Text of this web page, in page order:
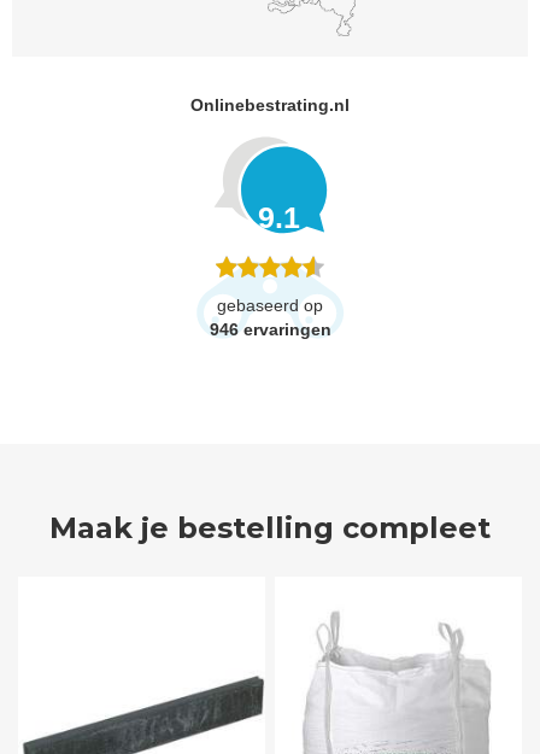
Onlinebestrating.nl
9.1
gebaseerd op
946 ervaringen
Maak je bestelling compleet